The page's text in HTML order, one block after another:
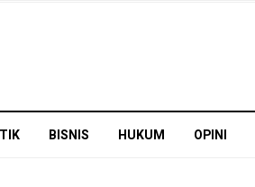
BISNIS HUKUM OPINI